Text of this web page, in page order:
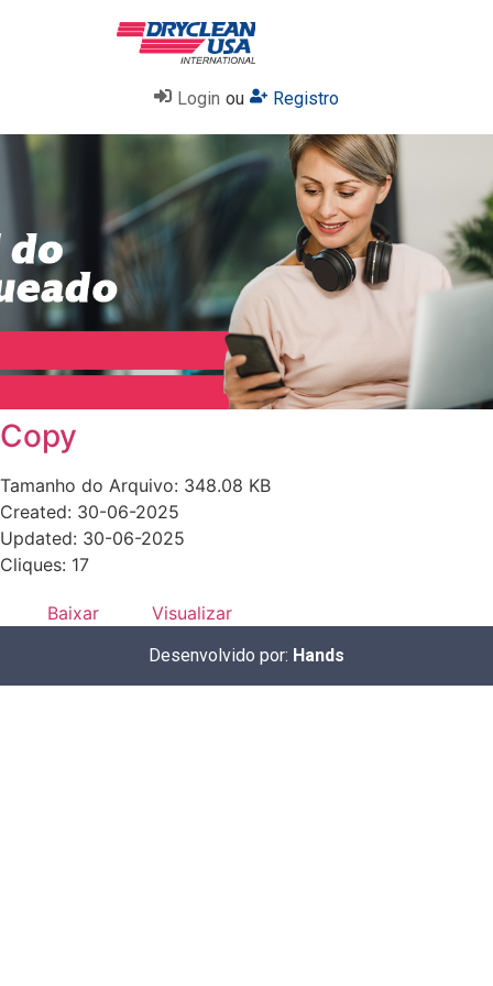
Login ou Registro
Copy
Tamanho do Arquivo: 348.08 KB
Created: 30-06-2025
Updated: 30-06-2025
Cliques: 17
Baixar Visualizar
Desenvolvido por: Hands